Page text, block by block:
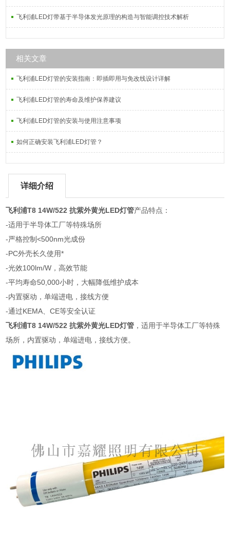
飞利浦LED灯带基于半导体发光原理的构造与智能调控技术解析
相关文章
飞利浦LED灯管的安装指南：即插即用与免改线设计详解
飞利浦LED灯管的寿命及维护保养建议
飞利浦LED灯管的安装与使用注意事项
如何正确安装飞利浦LED灯管？
详细介绍
飞利浦T8 14W/522 抗紫外黄光LED灯管产品特点：
-适用于半导体工厂等特殊场所
-严格控制<500nm光成份
-PC外壳长久使用*
-光效100lm/W，高效节能
-平均寿命50,000小时，大幅降低维护成本
-内置驱动，单端进电，接线方便
-通过KEMA、CE等安全认证
飞利浦T8 14W/522 抗紫外黄光LED灯管 ，适用于半导体工厂等特殊
场所，内置驱动，单端进电，接线方便。